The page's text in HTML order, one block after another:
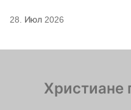
28. Июл 2026
Христиане